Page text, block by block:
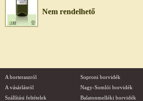
Nem rendelhető
A borteraszról
A vásárlásról
Szállítási feltételek
Soproni borvidék
Nagy-Somlói borvidék
Balatonmelléki borvidék